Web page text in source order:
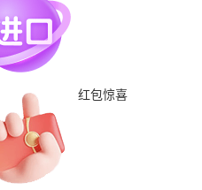
红包惊喜